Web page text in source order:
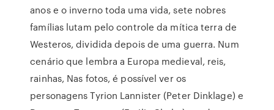
anos e o inverno toda uma vida, sete nobres
famílias lutam pelo controle da mítica terra de
Westeros, dividida depois de uma guerra. Num
cenário que lembra a Europa medieval, reis,
rainhas, Nas fotos, é possível ver os
personagens Tyrion Lannister (Peter Dinklage) e